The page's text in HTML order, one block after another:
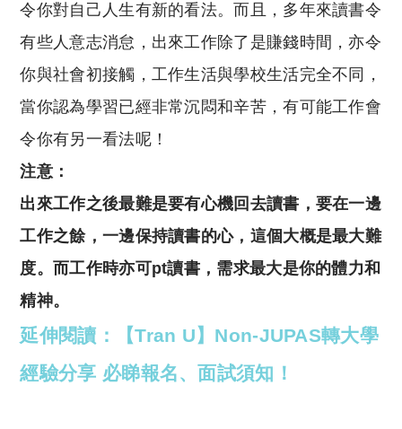
令你對自己人生有新的看法。而且，多年來讀書令
有些人意志消怠， 出來工作除了是賺錢時間，亦令
你與社會初接觸， 工作生活與學校生活完全不同，
當你認為學習已經非常沉悶和辛苦，有可能工作會
令你有另一看法呢！
注意：
出來工作之後最難是要有心機回去讀書， 要在一邊
工作之餘， 一邊保持讀書的心， 這個大概是最大難
度。而工作時亦可pt讀書， 需求最大是你的體力和
精神。
延伸閱讀：【Tran U】Non-JUPAS轉大學
經驗分享 必睇報名、面試須知！